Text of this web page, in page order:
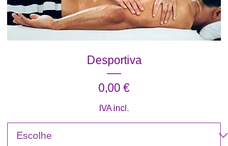
Desportiva
Preço
0,00 €
IVA incl.